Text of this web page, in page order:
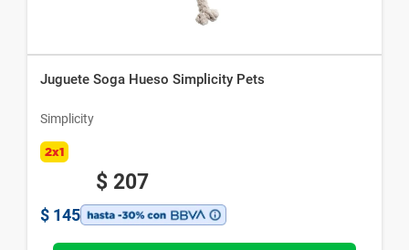
Juguete Soga Hueso Simplicity Pets
Simplicity
2x1
$ 207
$ 145